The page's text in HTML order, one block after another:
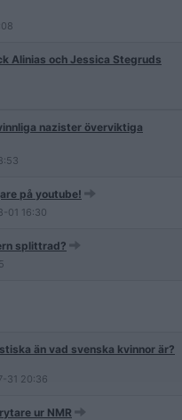
Alinias och Jessica Stegruds
nazister överviktiga
på youtube!
01 16:30
splittrad?
än vad svenska kvinnor är?
31 20:36
ur NMR